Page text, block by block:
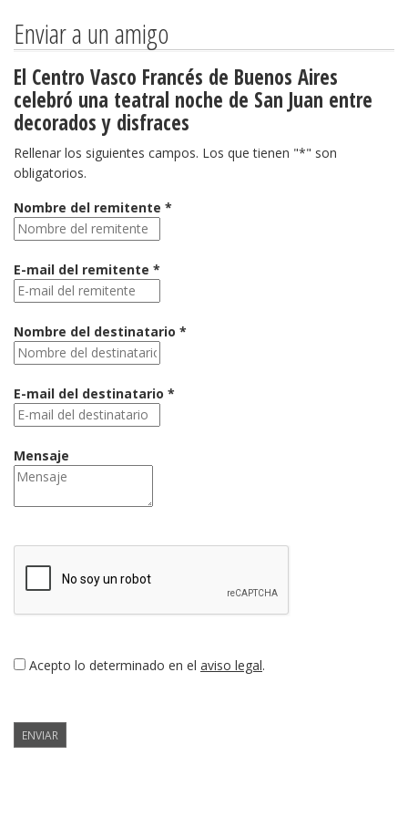
Enviar a un amigo
El Centro Vasco Francés de Buenos Aires
celebró una teatral noche de San Juan entre
decorados y disfraces
Rellenar los siguientes campos. Los que tienen "*" son
obligatorios.
Nombre del remitente *
E-mail del remitente *
Nombre del destinatario *
E-mail del destinatario *
Mensaje
Acepto lo determinado en el aviso legal.
ENVIAR